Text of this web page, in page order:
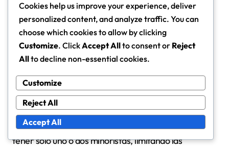
Tendencias regionales en la
disponibilidad de cartas de
prerelease
Las tendencias de disponibilidad muestran que las
cartas de prerelease que las ubicaciones rurales. Los
centros urbanos suelen albergar múltiples tiendas de
juegos, aumentando la competencia y la
disponibilidad. En contraste, las áreas rurales pueden
tener solo uno o dos minoristas, limitando las
Cookies help us improve your experience, deliver
personalized content, and analyze traffic. You can
choose which cookies to allow by clicking
Customize. ClickAccept Allto consent or Reject
Allto decline non-essential cookies.
Customize
Reject All
Accept All